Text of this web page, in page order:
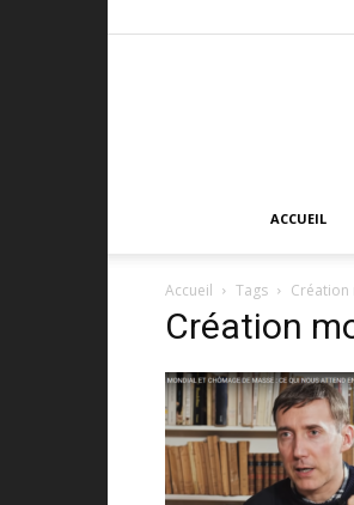
ACCUEIL
Accueil Tags
Création